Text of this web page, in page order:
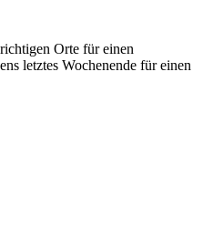
Orte für einen
letztes Wochenende für einen